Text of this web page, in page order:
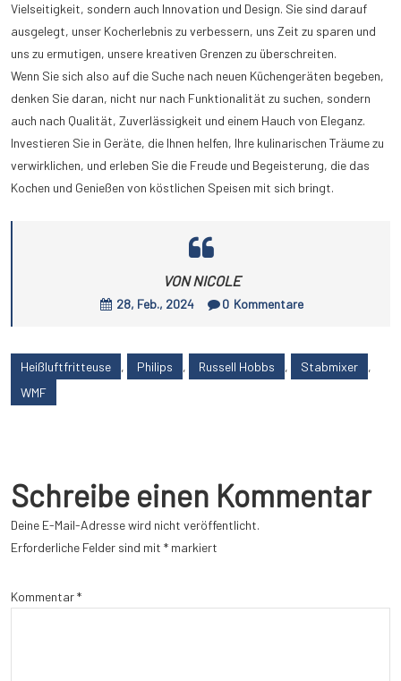
Vielseitigkeit, sondern auch Innovation und Design. Sie sind darauf
ausgelegt, unser Kocherlebnis zu verbessern, uns Zeit zu sparen und
uns zu ermutigen, unsere kreativen Grenzen zu überschreiten.
Wenn Sie sich also auf die Suche nach neuen Küchengeräten begeben,
denken Sie daran, nicht nur nach Funktionalität zu suchen, sondern
auch nach Qualität, Zuverlässigkeit und einem Hauch von Eleganz.
Investieren Sie in Geräte, die Ihnen helfen, Ihre kulinarischen Träume zu
verwirklichen, und erleben Sie die Freude und Begeisterung, die das
Kochen und Genießen von köstlichen Speisen mit sich bringt.
VON NICOLE
28, Feb., 2024 0 Kommentare
Heißluftfritteuse , Philips , Russell Hobbs , Stabmixer
,
WMF
Schreibe einen Kommentar
Deine E-Mail-Adresse wird nicht veröffentlicht.
Erforderliche Felder sind mit * markiert
Kommentar*